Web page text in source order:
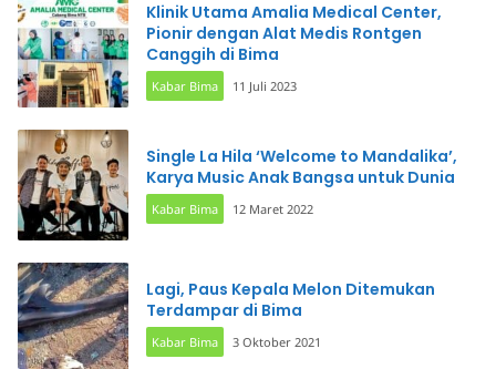
Klinik Utama Amalia Medical Center,
Pionir dengan Alat Medis Rontgen
Canggih di Bima
Kabar Bima 11 Juli 2023
Single La Hila ‘Welcome to Mandalika’,
Karya Music Anak Bangsa untuk Dunia
Kabar Bima 12 Maret 2022
Lagi, Paus Kepala Melon Ditemukan
Terdampar di Bima
Kabar Bima 3 Oktober 2021